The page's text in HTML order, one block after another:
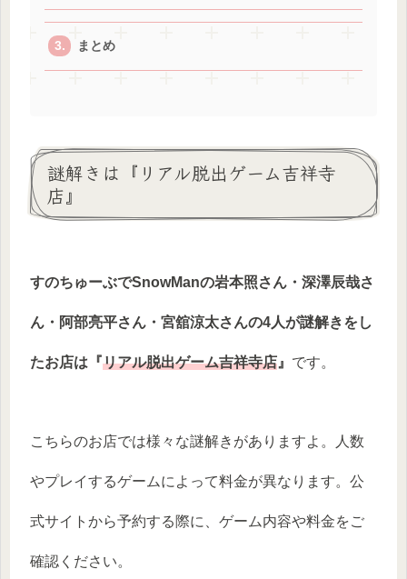
まとめ
謎解きは『リアル脱出ゲーム吉祥寺
店』
すのちゅーぶでSnowManの岩本照さん・深澤辰哉さ
ん・阿部亮平さん・宮舘涼太さんの4人が謎解きをし
たお店は『リアル脱出ゲーム吉祥寺店 』 です。
こちらのお店では様々な謎解きがありますよ。人数
やプレイするゲームによって料金が異なります。公
式サイトから予約する際に、ゲーム内容や料金をご
確認ください。